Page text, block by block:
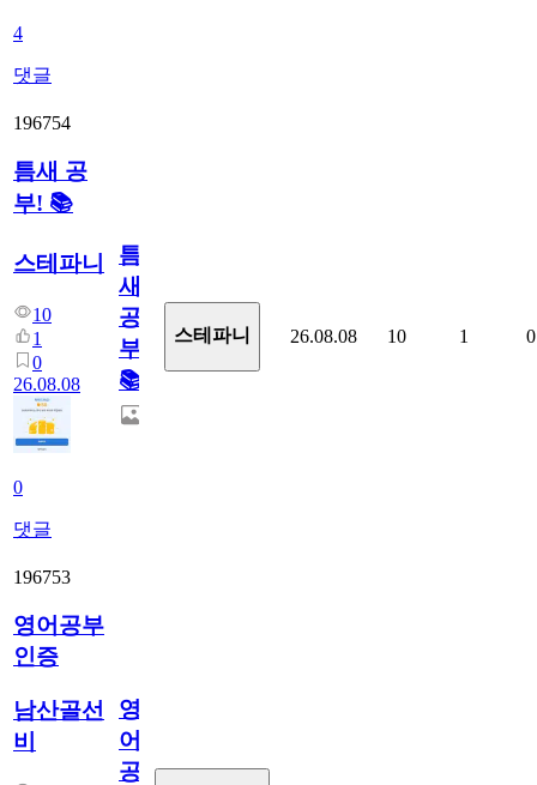
4
댓글
196754
틈새 공
부! 📚
스테파니
10
1
0
26.08.08
0
댓글
틈
새
공
부!
📚
스테파니 26.08.08 10 1 0
196753
영어공부
인증
남산골선
비
영
어
공